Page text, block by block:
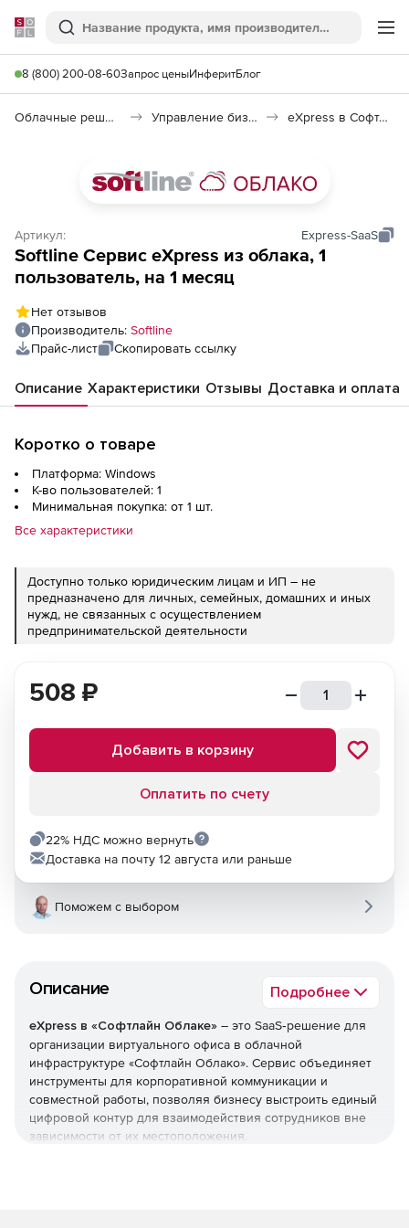
Softline
Поиск
8 (800) 200-08-60Запрос ценыИнферитБлог
Облачные решения (SaaS) Управление бизнесом (SaaS) eXpress в Софтлайн Облако
Артикул: Express-SaaS
Softline Сервис eXpress из облака, 1
пользователь, на 1 месяц
Нет отзывов
Производитель: Softline
Прайс-лист
Скопировать ссылку
Описание Характеристики Отзывы Доставка и оплата
Коротко о товаре
Платформа: Windows
К-во пользователей: 1
Минимальная покупка: от 1 шт.
Все характеристики
Доступно только юридическим лицам и ИП – не
предназначено для личных, семейных, домашних и иных
нужд, не связанных с осуществлением
предпринимательской деятельности
Описание Подробнее
eXpress в «Софтлайн Облаке» – это SaaS‑решение для
организации виртуального офиса в облачной
инфраструктуре «Софтлайн Облако». Сервис объединяет
инструменты для корпоративной коммуникации и
совместной работы, позволяя бизнесу выстроить единый
цифровой контур для взаимодействия сотрудников вне
зависимости от их местоположения.
508 ₽
Добавить в корзину
Оплатить по счету
22% НДС можно вернуть
Доставка на почту 12 августа или раньше
Поможем с выбором